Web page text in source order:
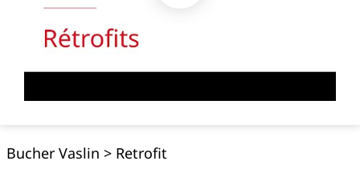
Bucher Vaslin > Retrofit